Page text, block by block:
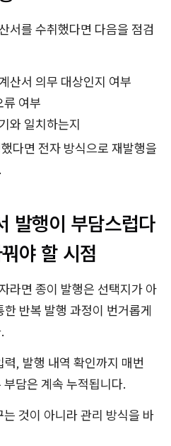
서를 수취했다면 다음을 점검
산서 의무 대상인지 여부
류 여부
와 일치하는지
다면 전자 방식으로 재발행을
발행이 부담스럽다
야 할 시점
라면 종이 발행은 선택지가 아
반복 발행 과정이 번거롭게
, 발행 내역 확인까지 매번
담은 계속 누적됩니다.
것이 아니라 관리 방식을 바